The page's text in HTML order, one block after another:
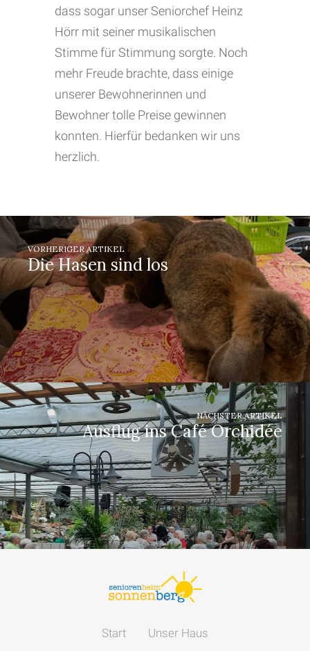
dass sogar unser Seniorchef Heinz
Hörr mit seiner musikalischen
Stimme für Stimmung sorgte. Noch
mehr Freude brachte, dass einige
unserer Bewohnerinnen und
Bewohner tolle Preise gewinnen
konnten. Hierfür bedanken wir uns
herzlich.
VORHERIGER ARTIKEL
Die Hasen sind los
NÄCHSTER ARTIKEL
Ausflug ins Café Orchidée
Start Unser Haus